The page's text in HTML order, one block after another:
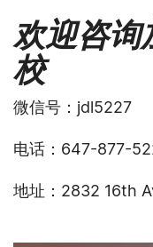
欢迎咨询
校
微信号：jdl5227
电话：647-877-
地址：2832 16th